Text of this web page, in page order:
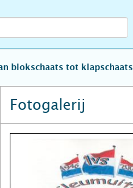
blokschaats tot klapschaats
Fotogalerij